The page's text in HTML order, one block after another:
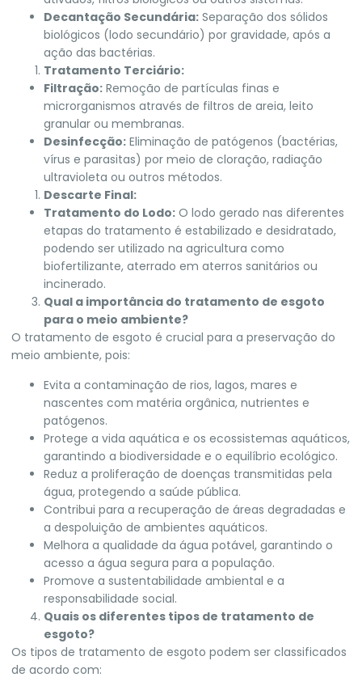
Decantação Secundária: Separação dos sólidos
biológicos (lodo secundário) por gravidade, após a
ação das bactérias.
Tratamento Terciário:
Filtração: Remoção de partículas finas e
microrganismos através de filtros de areia, leito
granular ou membranas.
Desinfecção: Eliminação de patógenos (bactérias,
vírus e parasitas) por meio de cloração, radiação
ultravioleta ou outros métodos.
Descarte Final:
Tratamento do Lodo: O lodo gerado nas diferentes
etapas do tratamento é estabilizado e desidratado,
podendo ser utilizado na agricultura como
biofertilizante, aterrado em aterros sanitários ou
incinerado.
Qual a importância do tratamento de esgoto
para o meio ambiente?
O tratamento de esgoto é crucial para a preservação do
meio ambiente, pois:
Evita a contaminação de rios, lagos, mares e
nascentes com matéria orgânica, nutrientes e
patógenos.
Protege a vida aquática e os ecossistemas aquáticos,
garantindo a biodiversidade e o equilíbrio ecológico.
Reduz a proliferação de doenças transmitidas pela
água, protegendo a saúde pública.
Contribui para a recuperação de áreas degradadas e
a despoluição de ambientes aquáticos.
Melhora a qualidade da água potável, garantindo o
acesso a água segura para a população.
Promove a sustentabilidade ambiental e a
responsabilidade social.
Quais os diferentes tipos de tratamento de
esgoto?
Os tipos de tratamento de esgoto podem ser classificados
de acordo com: